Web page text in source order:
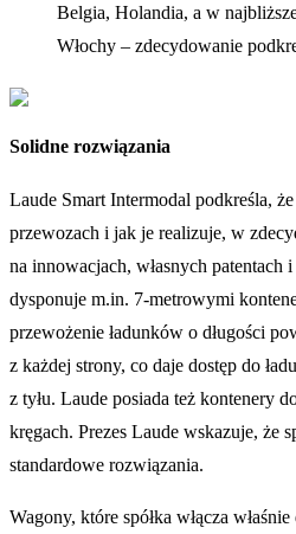
Belgia, Holandia, a w
Włochy – zdecydowanie
Solidne rozwiązania
Laude Smart Intermodal podkreśla,
przewozach i jak je realizuje, w
na innowacjach, własnych
dysponuje m.in. 7-metrowymi
przewożenie ładunków o długości
z każdej strony, co daje dostęp do
z tyłu. Laude posiada też kontenery
kręgach. Prezes Laude wskazuje, że
standardowe rozwiązania.
Wagony, które spółka włącza